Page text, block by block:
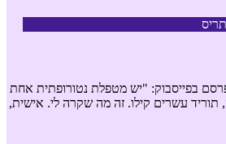
סמל ב- 26.3.2026 פרסם בפייסבוק: "יש מטפלת נטורופתית אחת
עשרים קילו. זה מה שקרה לי. אישית,